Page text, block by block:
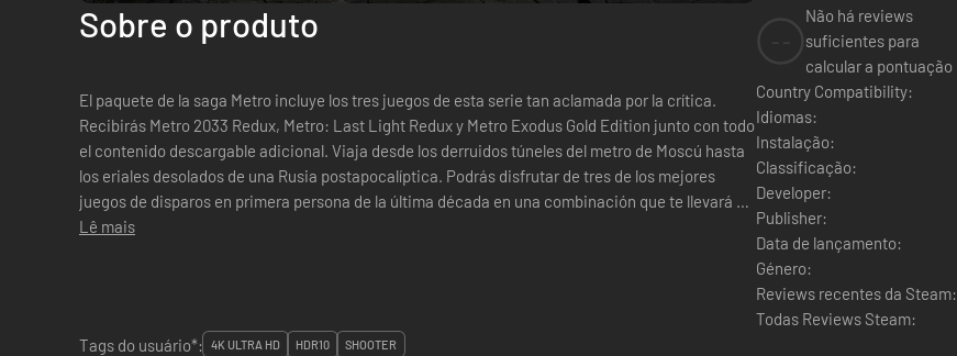
Sobre o produto
El paquete de la saga Metro incluye los tres juegos de esta serie tan aclamada por la crítica.
Recibirás Metro 2033 Redux, Metro: Last Light Redux y Metro Exodus Gold Edition junto con todo
el contenido descargable adicional. Viaja desde los derruidos túneles del metro de Moscú hasta
los eriales desolados de una Rusia postapocalíptica. Podrás disfrutar de tres de los mejores
juegos de disparos en primera persona de la última década en una combinación que te llevará de
la mano a vivir...
Lê mais
Não há reviews
suficientes para
calcular a pontuação
Country Compatibility:
Idiomas:
Instalação:
Classificação:
Developer:
Publisher:
Data de lançamento:
Género:
Reviews recentes da Steam:
Todas Reviews Steam:
Tags do usuário*:
4K ULTRA HD HDR10 SHOOTER